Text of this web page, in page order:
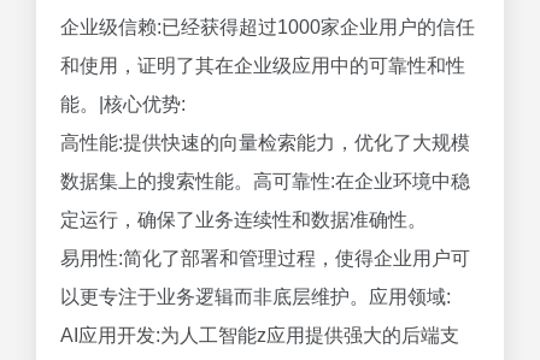
企业级信赖:已经获得超过1000家企业用户的信任
和使用，证明了其在企业级应用中的可靠性和性
能。|核心优势:
高性能:提供快速的向量检索能力，优化了大规模
数据集上的搜索性能。高可靠性:在企业环境中稳
定运行，确保了业务连续性和数据准确性。
易用性:简化了部署和管理过程，使得企业用户可
以更专注于业务逻辑而非底层维护。应用领域:
AI应用开发:为人工智能z应用提供强大的后端支